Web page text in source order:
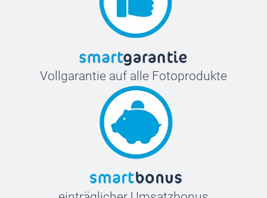
Vollgarantie auf alle Fotoprodukte